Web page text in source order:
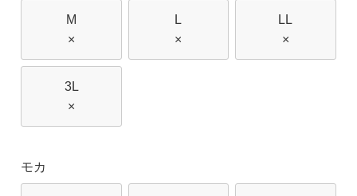
M
×
L
×
LL
×
3L
×
モカ